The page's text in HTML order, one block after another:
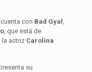
con Bad Gyal
, que está de
la actriz Carolina
su